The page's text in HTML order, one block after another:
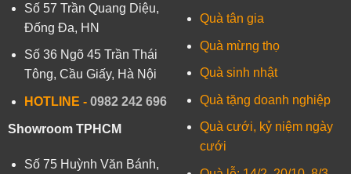
Số 57 Trần Quang Diệu,
Đống Đa, HN
Số 36 Ngõ 45 Trần Thái
Tông, Cầu Giấy, Hà Nội
HOTLINE - 0982 242 696
Showroom TPHCM
Số 75 Huỳnh Văn Bánh,
Quà tân gia
Quà mừng thọ
Quà sinh nhật
Quà tặng doanh nghiệp
Quà cưới, kỷ niệm ngày
cưới